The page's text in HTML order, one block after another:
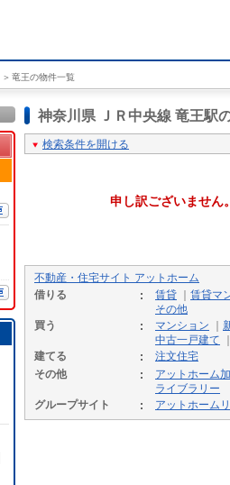
＞ 竜王の物件一覧
神奈川県 ＪＲ中央線 竜王駅
検索条件を開ける
申し訳ございません
不動産・住宅サイト アットホーム
借りる
賃貸
賃貸マ
その他
買う
マンション
中古一戸建て
建てる
注文住宅
その他
アットホーム
ライブラリー
グループサイト
アットホーム